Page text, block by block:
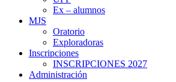
Ex – alumnos
MJS
Oratorio
Exploradoras
Inscripciones
INSCRIPCIONES 2027
Administración